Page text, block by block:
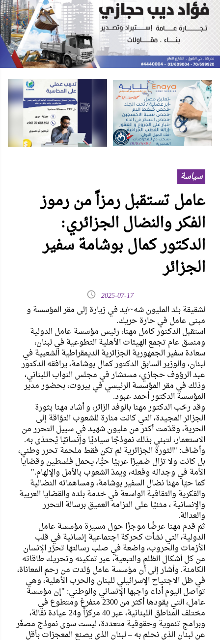
سياسة
عامل تستقبل رمزاً من رموز
الفكر والنضال الجزائري:
الدكتور كمال بوشامة سفير
الجزائر
2025-07-17
لشقيقة بلد المليون شه~\يد في زيارة إلى مقر المؤسسة و
مبنى عامل في حارة حريك.
استقبل الدكتور كامل مهنا، رئيس مؤسسة عامل الدولية
ومنسق عام تجمع الهيئات الأهلية التطوعية في لبنان،
سعادة سفير الجمهورية الجزائرية الديمقراطية الشعبية في
لبنان، والوزير السابق الدكتور كمال بوشامة، يرافقه الدكتور
عبد الرؤوف حجازي، مستشار في مجلس النواب اللبناني،
وذلك في مقر المؤسسة الرئيسي في بيروت، بحضور مدير
المؤسسة الدكتور أحمد عبود.
وقد رحّب الدكتور مهنا بالوفد الزائر، و أشاد مهنا بثورة
الجزائر المجيدة، التي كانت منارة للشعوب التوّاقة إلى
الحرية، وقدّمت أكثر من مليون شهيد في سبيل التحرر من
الاستعمار، لتبني بذلك نموذجًا سياديًا وإنسانيًا يُحتذى به.
وأضاف: "الثورة الجزائرية لم تكن فقط ملحمة تحرر وطني،
بل كانت ولا تزال ضميرًا عربيًا حيًّا، يحمل فلسطين وقضايا
الأمة في وجدانه وفعله، ويمدّ الشعوب بالأمل والإلهام."
كما حيّا مهنا نضال السفير بوشامة، ومساهماته النضالية
والفكرية والثقافية الواسعة في خدمة بلده والقضايا العربية
والإنسانية ، مثنيًا على التزامه العميق برسالة التحرر
والعدالة.
ثم قدم مهنا عرضًا موجزًا حول مسيرة مؤسسة عامل
الدولية، التي نشأت كحركة اجتماعية إنسانية في قلب
الأزمات والحروب، واضعة في صلب رسالتها تحرّر الإنسان
من كل أشكال الظلم والتبعية، عبر تمكينه وتحريك طاقاته
الكامنة. وأشار إلى أن مؤسسة عامل وُلدت من رحم المعاناة،
في ظل الاجتياح الإسرائيلي للبنان والحرب الأهلية، وهي
تواصل اليوم أداء واجبها الإنساني والوطني: "إن مؤسسة
عامل، التي يقودها أكثر من 2300 متفرغ ومتطوع في
مختلف المناطق اللبنانية، عبر 40 مركزاً و24 عيادة نقالة،
وبرامج تنموية وحقوقية متعددة، ليست سوى نموذج مصغّر
عن لبنان الذي نحلم به – لبنان الذي يصنع المعجزات بأقل